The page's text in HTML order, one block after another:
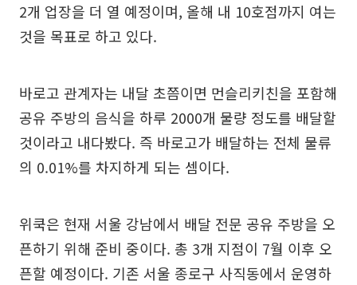
2개 업장을 더 열 예정이며, 올해 내 10호점까지 여는
것을 목표로 하고 있다.
바로고 관계자는 내달 초쯤이면 먼슬리키친을 포함해
공유 주방의 음식을 하루 2000개 물량 정도를 배달할
것이라고 내다봤다. 즉 바로고가 배달하는 전체 물류
의 0.01%를 차지하게 되는 셈이다.
위쿡은 현재 서울 강남에서 배달 전문 공유 주방을 오
픈하기 위해 준비 중이다. 총 3개 지점이 7월 이후 오
픈할 예정이다. 기존 서울 종로구 사직동에서 운영하